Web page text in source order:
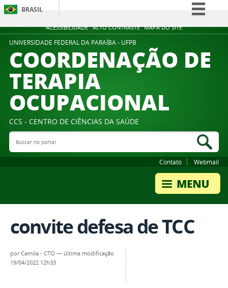
ACESSIBILIDADE ALTO CONTRASTE MAPA DO SITE
BRASIL
Simplifique!
Participe
Acesso à informação
Canais
UNIVERSIDADE FEDERAL DA PARAÍBA - UFPB
COORDENAÇÃO DE
TERAPIA
OCUPACIONAL
CCS - CENTRO DE CIÊNCIAS DA SAÚDE
Buscar no portal
Contato Webmail
convite defesa de TCC
porCamila - CTO — última modificação
19/04/2022 12h33